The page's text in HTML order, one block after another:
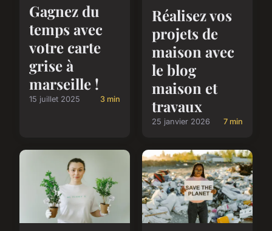
Gagnez du
temps avec
votre carte
grise à
marseille !
15 juillet 2025 3 min
Réalisez vos
projets de
maison avec
le blog
maison et
travaux
25 janvier 2026 7 min